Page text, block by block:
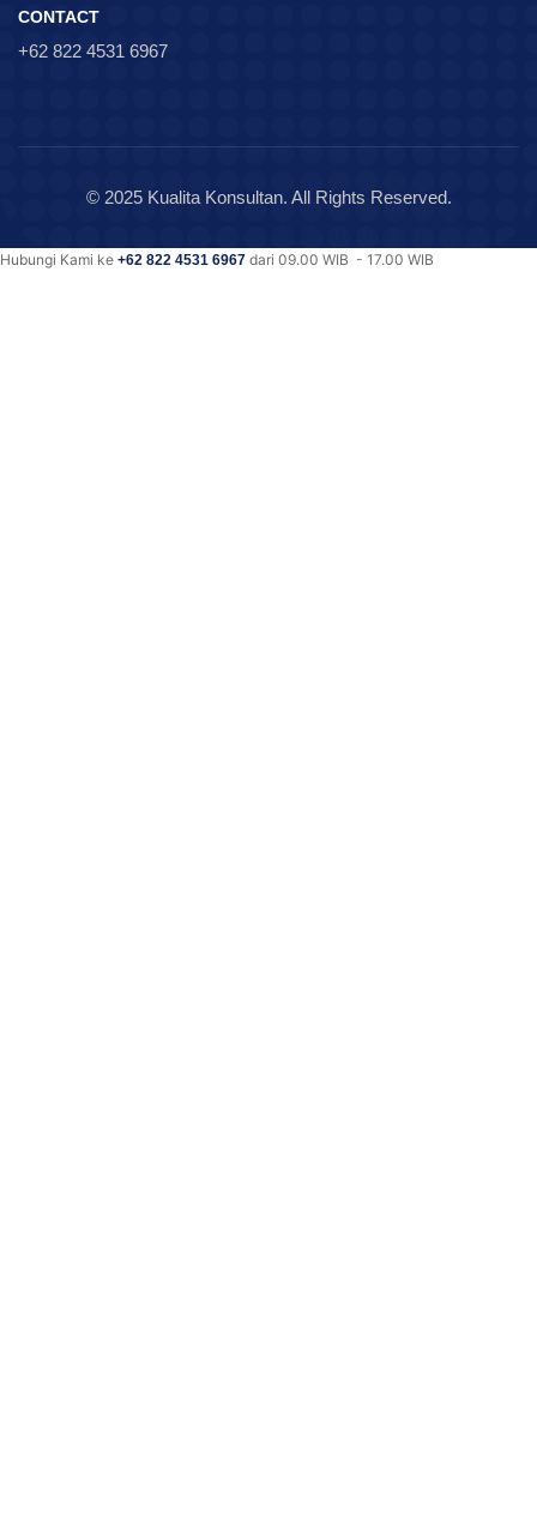
CONTACT
+62 822 4531 6967
© 2025 Kualita Konsultan. All Rights Reserved.
Hubungi Kami ke +62 822 4531 6967 dari 09.00 WIB - 17.00 WIB